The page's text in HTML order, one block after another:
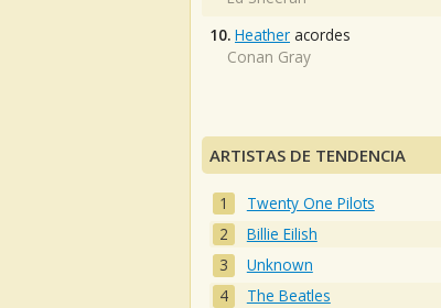
10. Heather acordes
Conan Gray
ARTISTAS DE TENDENCIA
Twenty One Pilots
Billie Eilish
Unknown
The Beatles